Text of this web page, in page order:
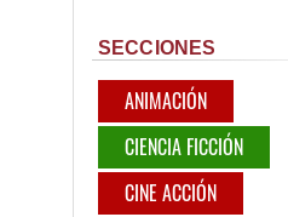
SECCIONES
ANIMACIÓN
CIENCIA FICCIÓN
CINE ACCIÓN